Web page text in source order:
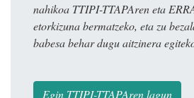
nahikoa TTIPI-TTAPAren eta
etorkizuna bermatzeko, eta zu
babesa behar dugu aitzinera
Egin TTIPI-TTAPAren lagun